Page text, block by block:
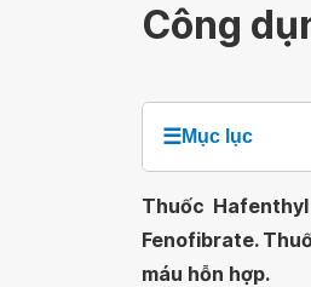
Công
☰Mục lục
Thuốc
Fenofibrate.
máu hỗn hợp.